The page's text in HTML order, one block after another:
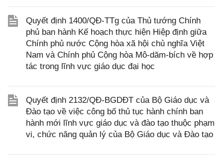
Quyết định 1400/QĐ-TTg của Thủ tướng Chính
phủ ban hành Kế hoạch thực hiện Hiệp định giữa
Chính phủ nước Cộng hòa xã hội chủ nghĩa Việt
Nam và Chính phủ Cộng hòa Mô-dăm-bích về hợp
tác trong lĩnh vực giáo dục đại học
Quyết định 2132/QĐ-BGDĐT của Bộ Giáo dục và
Đào tạo về việc công bố thủ tục hành chính ban
hành mới lĩnh vực giáo dục và đào tạo thuộc phạm
vi, chức năng quản lý của Bộ Giáo dục và Đào tạo